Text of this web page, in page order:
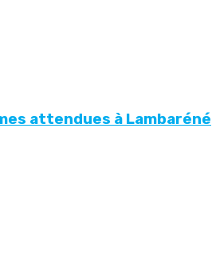
attendues à Lambaréné